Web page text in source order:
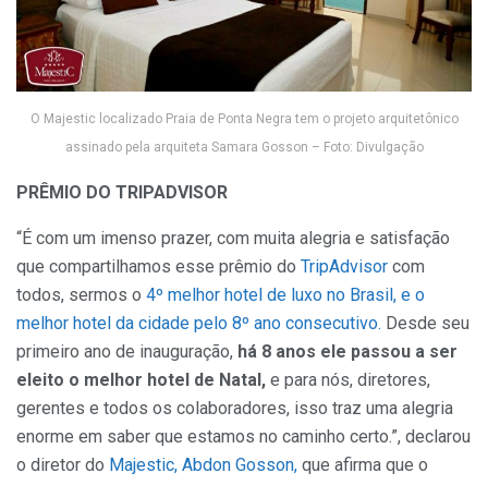
O Majestic localizado Praia de Ponta Negra tem o projeto arquitetônico
assinado pela arquiteta Samara Gosson – Foto: Divulgação
PRÊMIO DO TRIPADVISOR
“É com um imenso prazer, com muita alegria e satisfação
que compartilhamos esse prêmio do TripAdvisor com
todos, sermos o 4º melhor hotel de luxo no Brasil, e o
melhor hotel da cidade pelo 8º ano consecutivo. Desde seu
primeiro ano de inauguração, há 8 anos ele passou a ser
eleito o melhor hotel de Natal, e para nós, diretores,
gerentes e todos os colaboradores, isso traz uma alegria
enorme em saber que estamos no caminho certo.”, declarou
o diretor do Majestic, Abdon Gosson, que afirma que o